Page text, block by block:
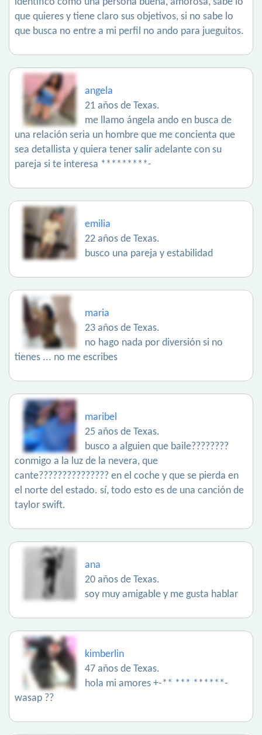
que quieres y tiene claro sus objetivos, si no sabe lo
que busca no entre a mi perfil no ando para jueguitos.
angela
21 años de Texas.
me llamo ángela ando en busca de
una relación seria un hombre que me concienta que
sea detallista y quiera tener salir adelante con su
pareja si te interesa *********-
emilia
22 años de Texas.
busco una pareja y estabilidad
maria
23 años de Texas.
no hago nada por diversión si no
tienes ... no me escribes
maribel
25 años de Texas.
busco a alguien que baile????????
conmigo a la luz de la nevera, que
cante??????????????? en el coche y que se pierda en
el norte del estado. sí, todo esto es de una canción de
taylor swift.
ana
20 años de Texas.
soy muy amigable y me gusta hablar
kimberlin
47 años de Texas.
hola mi amores +-** *** ******-
wasap ??